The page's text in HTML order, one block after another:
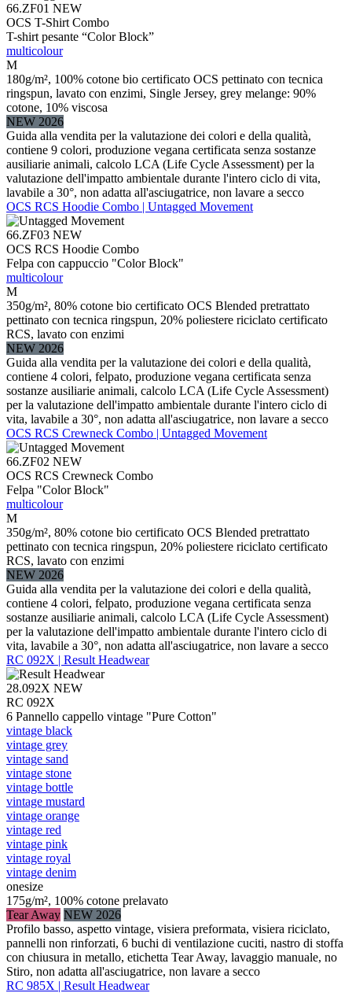
66.ZF01 NEW
OCS T-Shirt Combo
T-shirt pesante “Color Block”
multicolour
M
180g/m², 100% cotone bio certificato OCS pettinato con tecnica
ringspun, lavato con enzimi, Single Jersey, grey melange: 90%
cotone, 10% viscosa
NEW 2026
Guida alla vendita per la valutazione dei colori e della qualità,
contiene 9 colori, produzione vegana certificata senza sostanze
ausiliarie animali, calcolo LCA (Life Cycle Assessment) per la
valutazione dell'impatto ambientale durante l'intero ciclo di vita,
lavabile a 30°, non adatta all'asciugatrice, non lavare a secco
OCS RCS Hoodie Combo | Untagged Movement
66.ZF03 NEW
OCS RCS Hoodie Combo
Felpa con cappuccio "Color Block"
multicolour
M
350g/m², 80% cotone bio certificato OCS Blended pretrattato
pettinato con tecnica ringspun, 20% poliestere riciclato certificato
RCS, lavato con enzimi
NEW 2026
Guida alla vendita per la valutazione dei colori e della qualità,
contiene 4 colori, felpato, produzione vegana certificata senza
sostanze ausiliarie animali, calcolo LCA (Life Cycle Assessment)
per la valutazione dell'impatto ambientale durante l'intero ciclo di
vita, lavabile a 30°, non adatta all'asciugatrice, non lavare a secco
OCS RCS Crewneck Combo | Untagged Movement
66.ZF02 NEW
OCS RCS Crewneck Combo
Felpa "Color Block"
multicolour
M
350g/m², 80% cotone bio certificato OCS Blended pretrattato
pettinato con tecnica ringspun, 20% poliestere riciclato certificato
RCS, lavato con enzimi
NEW 2026
Guida alla vendita per la valutazione dei colori e della qualità,
contiene 4 colori, felpato, produzione vegana certificata senza
sostanze ausiliarie animali, calcolo LCA (Life Cycle Assessment)
per la valutazione dell'impatto ambientale durante l'intero ciclo di
vita, lavabile a 30°, non adatta all'asciugatrice, non lavare a secco
RC 092X | Result Headwear
28.092X NEW
RC 092X
6 Pannello cappello vintage "Pure Cotton"
vintage black
vintage grey
vintage sand
vintage stone
vintage bottle
vintage mustard
vintage orange
vintage red
vintage pink
vintage royal
vintage denim
onesize
175g/m², 100% cotone prelavato
Tear Away NEW 2026
Profilo basso, aspetto vintage, visiera preformata, visiera riciclato,
pannelli non rinforzati, 6 buchi di ventilazione cuciti, nastro di stoffa
con chiusura in metallo, etichetta Tear Away, lavaggio manuale, no
Stiro, non adatta all'asciugatrice, non lavare a secco
RC 985X | Result Headwear